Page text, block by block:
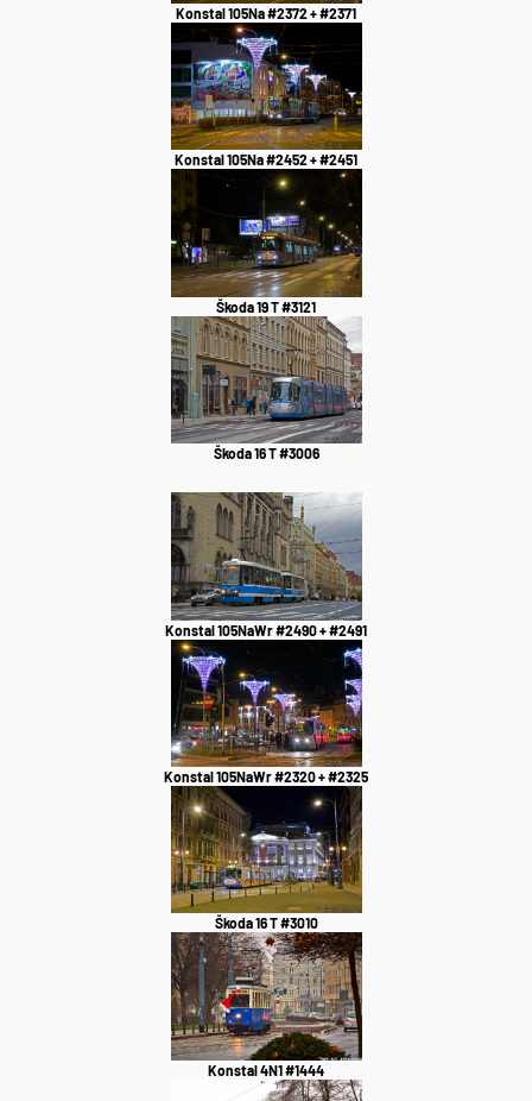
Konstal 105Na #2372 + #2371
Konstal 105Na #2452 + #2451
Škoda 19 T #3121
Škoda 16 T #3006
Konstal 105NaWr #2490 + #2491
Konstal 105NaWr #2320 + #2325
Škoda 16 T #3010
Konstal 4N1 #1444